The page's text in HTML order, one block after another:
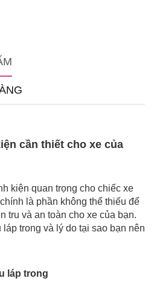
cần thiết cho xe của
kiện quan trọng cho chiếc xe
là phần không thể thiếu để
tru và an toàn cho xe của bạn.
trong và lý do tại sao bạn nên
láp trong